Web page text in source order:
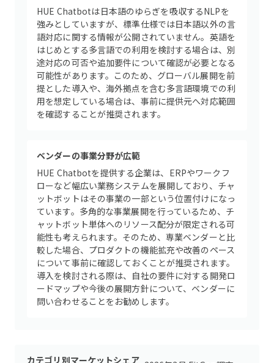
HUE Chatbotは日本語のゆらぎを吸収するNLPを
強みとしていますが、標準仕様では日本語以外の言
語対応に関する情報が公開されていません。英語を
はじめとする多言語での利用を検討する場合は、別
途対応の可否や追加要件について確認が必要となる
可能性があります。このため、グローバル展開を前
提とした導入や、海外拠点を含む多言語環境での利
用を想定している場合は、事前に提供元へ対応範囲
を確認することが推奨されます。
ベンダーの事業分野が広範
HUE Chatbotを提供する企業は、ERPやワークフ
ローなど幅広い業務システムを展開しており、チャ
ットボットはその事業の一部という位置付けになっ
ています。多角的な事業展開を行っているため、チ
ャットボット単体へのリソース配分が限定される可
能性も考えられます。そのため、専業ベンダーと比
較した場合、プロダクトの機能拡充や改善のペース
について事前に確認しておくことが推奨されます。
導入を検討される際は、自社の要件に対する開発ロ
ードマップや今後の展開方針について、ベンダーに
問い合わせることをお勧めします。
カテゴリ別マーケットシェア